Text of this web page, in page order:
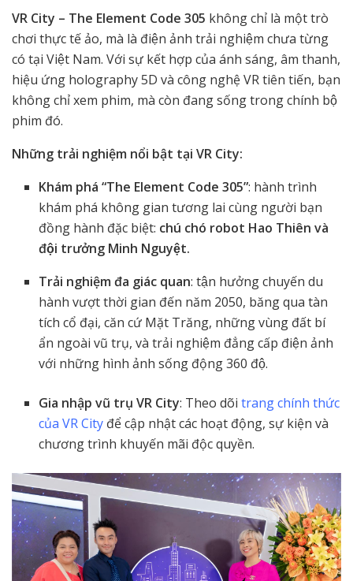
VR City – The Element Code 305 không chỉ là một trò
chơi thực tế ảo, mà là điện ảnh trải nghiệm chưa từng
có tại Việt Nam. Với sự kết hợp của ánh sáng, âm thanh,
hiệu ứng holography 5D và công nghệ VR tiên tiến, bạn
không chỉ xem phim, mà còn đang sống trong chính bộ
phim đó.
Những trải nghiệm nổi bật tại VR City:
Khám phá “The Element Code 305”: hành trình
khám phá không gian tương lai cùng người bạn
đồng hành đặc biệt: chú chó robot Hao Thiên và
đội trưởng Minh Nguyệt.
Trải nghiệm đa giác quan: tận hưởng chuyến du
hành vượt thời gian đến năm 2050, băng qua tàn
tích cổ đại, căn cứ Mặt Trăng, những vùng đất bí
ẩn ngoài vũ trụ, và trải nghiệm đẳng cấp điện ảnh
với những hình ảnh sống động 360 độ.
Gia nhập vũ trụ VR City: Theo dõitrang chính thức
của VR City để cập nhật các hoạt động, sự kiện và
chương trình khuyến mãi độc quyền.